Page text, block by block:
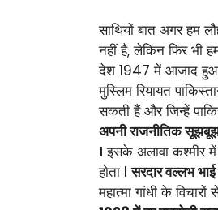
साथियों बात अगर हम
नहीं है, लेकिन फिर भी
देश 1947 में आजाद हुआ
मुस्लिम रियायत
सकती हैं और जिन्हें
अपनी राजनीतिक
I इसके अलावा कश्मीर
होता Iसरदार वल्लभ
महात्मा गांधी के